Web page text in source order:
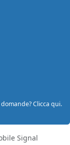
Clicca qui.
Signal